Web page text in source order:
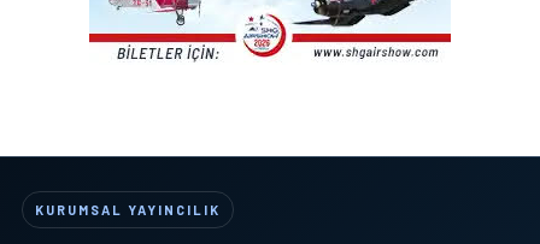
KURUMSAL YAYINCILIK